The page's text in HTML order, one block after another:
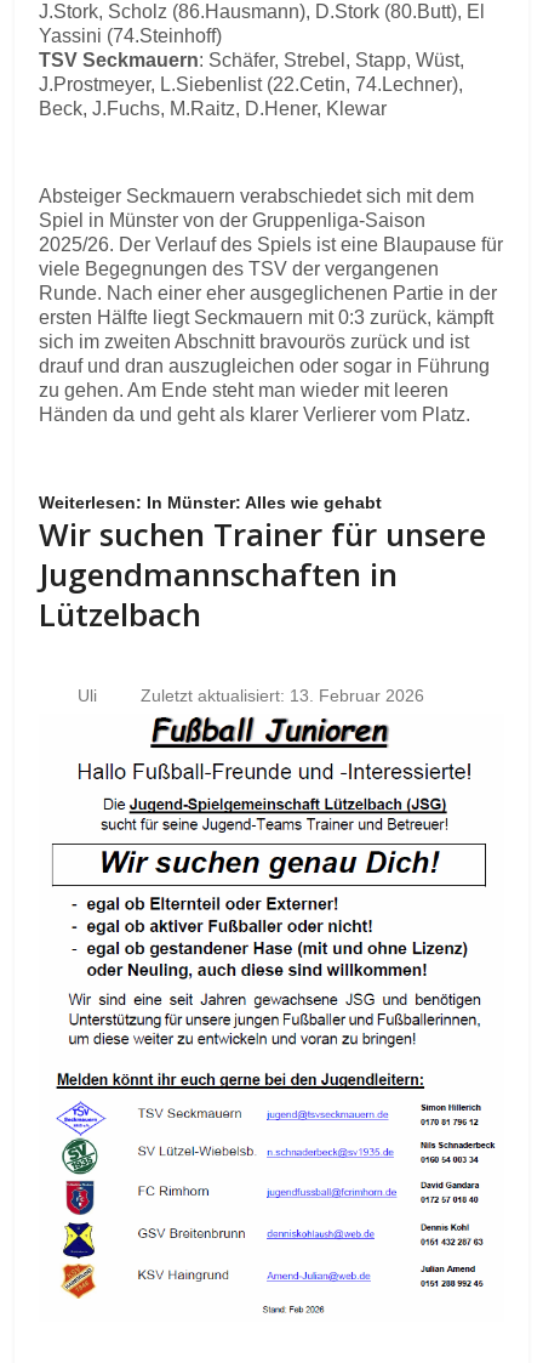
J.Stork, Scholz (86.Hausmann), D.Stork (80.Butt), El
Yassini (74.Steinhoff)
TSV Seckmauern: Schäfer, Strebel, Stapp, Wüst,
J.Prostmeyer, L.Siebenlist (22.Cetin, 74.Lechner),
Beck, J.Fuchs, M.Raitz, D.Hener, Klewar
Absteiger Seckmauern verabschiedet sich mit dem
Spiel in Münster von der Gruppenliga-Saison
2025/26. Der Verlauf des Spiels ist eine Blaupause für
viele Begegnungen des TSV der vergangenen
Runde. Nach einer eher ausgeglichenen Partie in der
ersten Hälfte liegt Seckmauern mit 0:3 zurück, kämpft
sich im zweiten Abschnitt bravourös zurück und ist
drauf und dran auszugleichen oder sogar in Führung
zu gehen. Am Ende steht man wieder mit leeren
Händen da und geht als klarer Verlierer vom Platz.
Weiterlesen: In Münster: Alles wie gehabt
Wir suchen Trainer für unsere
Jugendmannschaften in
Lützelbach
Uli Zuletzt aktualisiert: 13. Februar 2026